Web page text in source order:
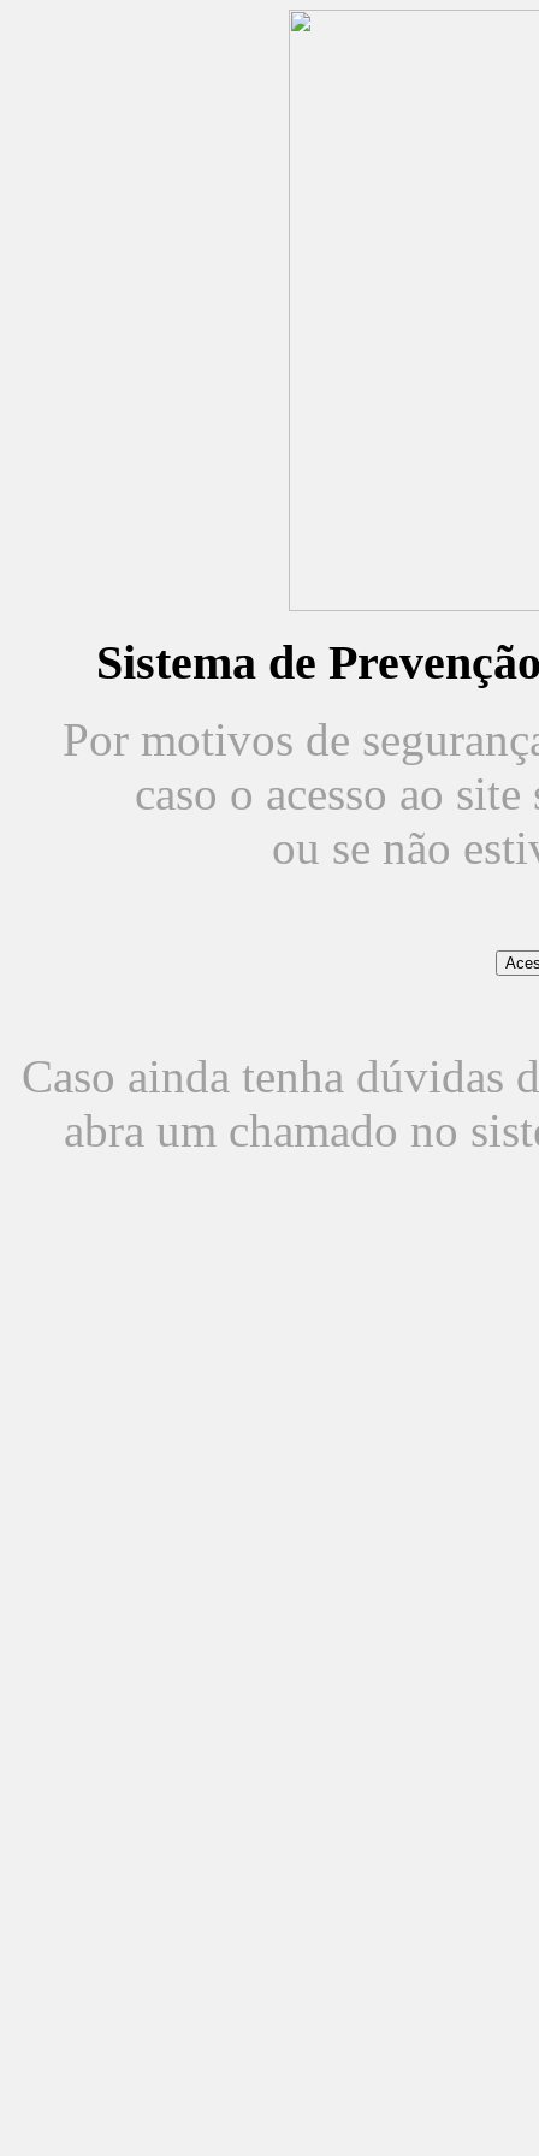
Sistema de
Por motivos de
caso o acesso ao
ou se não
Caso ainda tenha dúvidas
abra um chamado no